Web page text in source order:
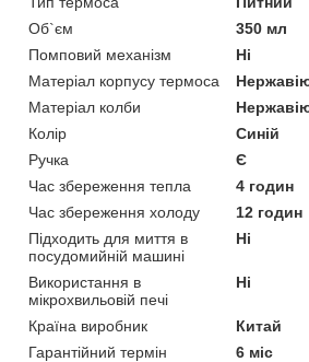
Об`єм
350 мл
Помповий механізм
Ні
Матеріал корпусу термоса
Матеріал колби
Колір
Синій
Ручка
Є
Час збереження тепла
4 годин
Час збереження холоду
12 годин
Підходить для миття в
посудомийній машині
Ні
Використання в
мікрохвильовій печі
Ні
Країна виробник
Китай
Гарантійний термін
6 міс